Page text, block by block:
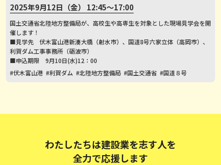
2025年9月12日（金） 12:45～17:00
国土交通省北陸地方整備局が、高校生や高専生を対象とした現場見学会を開
催します！
■見学先 伏木富山港新湊大橋（射水市）、国道8号六家立体（高岡市）、
利賀ダム工事事務所（砺波市）
■申込期限 9月10日(水)12：00
#伏木富山港 #利賀ダム #北陸地方整備局 #国土交通省 #国道８号
わたしたちは建設業を志す人を
全力で応援します